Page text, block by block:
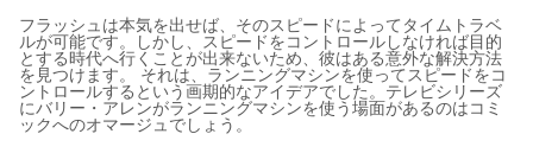
フラッシュは本気を出せば、そのスピードによってタイムトラベ
ルが可能です。しかし、スピードをコントロールしなければ目的
とする時代へ行くことが出来ないため、彼はある意外な解決方法
を見つけます。 それは、ランニングマシンを使ってスピードをコ
ントロールするという画期的なアイデアでした。テレビシリーズ
にバリー・アレンがランニングマシンを使う場面があるのはコミ
ックへのオマージュでしょう。